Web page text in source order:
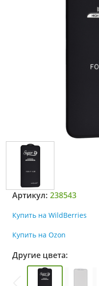
Артикул: 238543
Купить на WildBerries
Купить на Ozon
Другие цвета: